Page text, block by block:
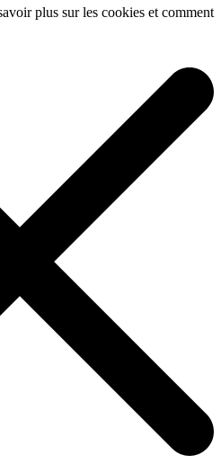
plus sur les cookies et comment